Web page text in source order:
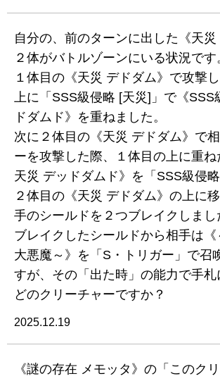
自分の、前のターンに出した《天災
２体がバトルゾーンにいる状況です
１体目の《天災 デドダム》で攻撃
上に「SSS級侵略 [天災]」で《SSS
ドダムド》を重ねました。
次に２体目の《天災 デドダム》で
ーを攻撃した際、１体目の上に重ね
天災 デッドダムド》を「SSS級侵
２体目の《天災 デドダム》の上に
手のシールドを２つブレイクしまし
ブレイクしたシールドから相手は《
大悪魔～》を「S・トリガー」で召
すが、その「出た時」の能力で手札
どのクリーチャーですか？
2025.12.19
《謎の存在 メモッタ》の「このク